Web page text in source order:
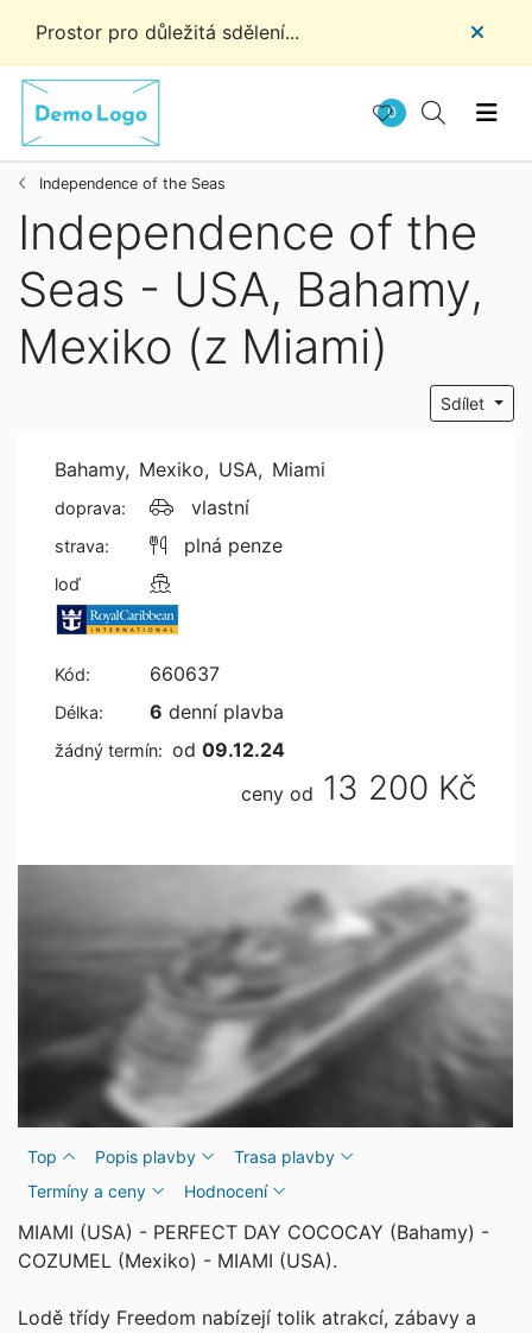
Prostor pro důležitá sdělení...
0
Independence of the Seas
Independence of the
Seas - USA, Bahamy,
Mexiko (z Miami)
Sdílet
Bahamy Mexiko USA, Miami
doprava: vlastní
strava: plná penze
loď
Kód: 660637
Délka: 6 denní plavba
žádný termín: od 09.12.24
ceny od 13 200 Kč
Top Popis plavby
Trasa plavby
Termíny a ceny
Hodnocení
MIAMI (USA) - PERFECT DAY COCOCAY (Bahamy) -
COZUMEL (Mexiko) - MIAMI (USA).
Lodě třídy Freedom nabízejí tolik atrakcí, zábavy a